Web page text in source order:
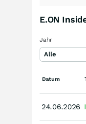
E.ON
Jahr
Alle
Datum
24.06.2026
24.06.2026